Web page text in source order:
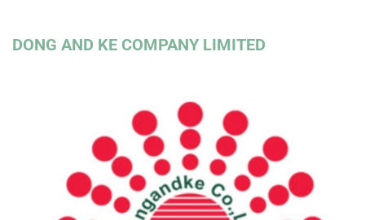
DONG AND KE COMPANY LIMITED